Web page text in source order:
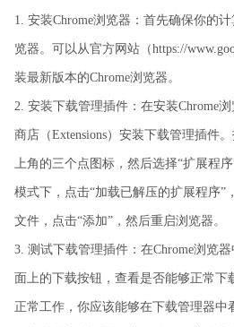
1. 安装Chrome浏览器：首先确保你的
览器。可以从官方网站（https://
装最新版本的Chrome浏览器。
2. 安装下载管理插件：在安装Chrome
商店（Extensions）安装下载管理插件
上角的三个点图标，然后选择“扩展程
模式下，点击“加载已解压的扩展程序”
文件，点击“添加”，然后重启浏览器。
3. 测试下载管理插件：在Chrome浏览
面上的下载按钮，查看是否能够正常下
正常工作，你应该能够在下载管理器中